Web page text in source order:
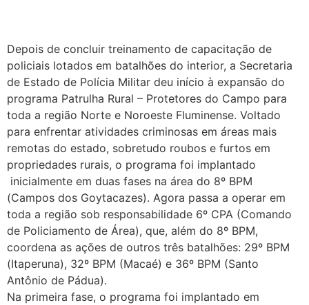
Depois de concluir treinamento de capacitação de
policiais lotados em batalhões do interior, a Secretaria
de Estado de Polícia Militar deu início à expansão do
programa Patrulha Rural – Protetores do Campo para
toda a região Norte e Noroeste Fluminense. Voltado
para enfrentar atividades criminosas em áreas mais
remotas do estado, sobretudo roubos e furtos em
propriedades rurais, o programa foi implantado
inicialmente em duas fases na área do 8º BPM
(Campos dos Goytacazes). Agora passa a operar em
toda a região sob responsabilidade 6º CPA (Comando
de Policiamento de Área), que, além do 8º BPM,
coordena as ações de outros três batalhões: 29º BPM
(Itaperuna), 32º BPM (Macaé) e 36º BPM (Santo
Antônio de Pádua).
Na primeira fase, o programa foi implantado em